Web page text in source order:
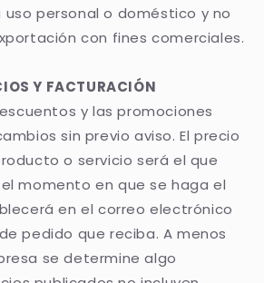
personal o doméstico y no
con fines comerciales.
Y FACTURACIÓN
y las promociones
sin previo aviso. El precio
o servicio será el que
momento en que se haga el
en el correo electrónico
pedido que reciba. A menos
se determine algo